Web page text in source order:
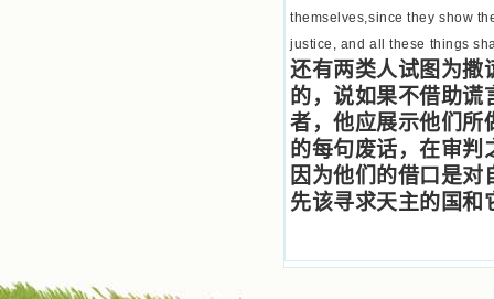
themselves,since they show
justice, and all these things
还有两类人试图为撒
的，说如果不借助谎
者，他应展示他们所
的每句废话，在审
因为他们的借口是
先该寻求天主的国